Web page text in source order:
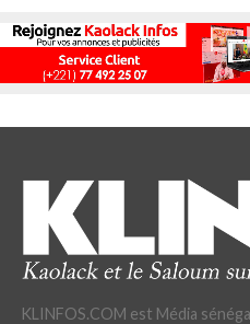
KLINFOS.COM est Média